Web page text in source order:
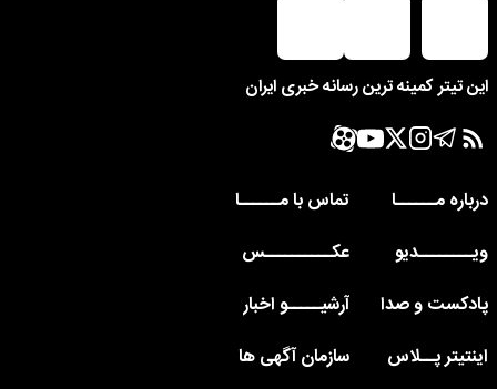
این تیتر کمینه ترین رسانه خبری ایران
درباره مــــــا
تماس با مــــــا
ویــــــــدیو
عکــــــــــس
پادکست و صدا
آرشیـــــو اخبار
اینتیتر پــلاس
سازمان آگهی ها